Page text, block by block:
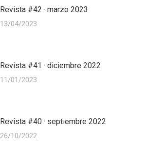
Revista #42 · marzo 2023
13/04/2023
Revista #41 · diciembre 2022
11/01/2023
Revista #40 · septiembre 2022
26/10/2022